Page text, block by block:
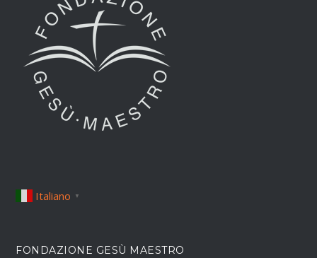
Italiano ▼
FONDAZIONE GESÙ MAESTRO